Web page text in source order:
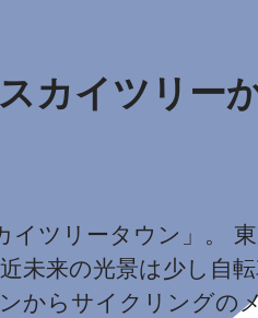
カイツリー
ツリータウン」。
未来の光景は少し自
からサイクリングの